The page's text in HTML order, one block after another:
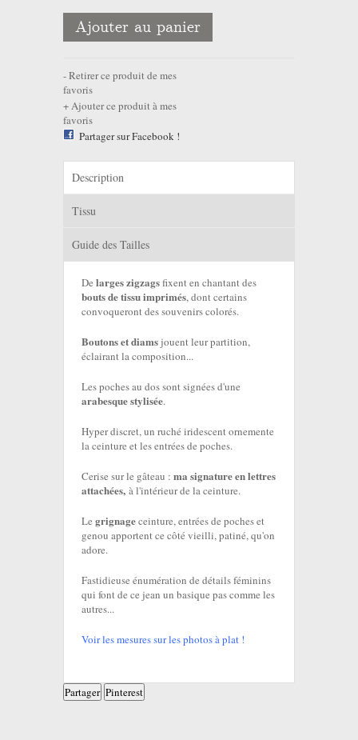
Ajouter au panier
Retirer ce produit de mes
favoris
Ajouter ce produit à mes
favoris
Partager sur Facebook !
Description
Tissu
Guide des Tailles
De larges zigzagsfixent en chantant des
bouts de tissu imprimés, dont certains
convoqueront des souvenirs colorés.
Boutons et diamsjouent leur partition,
éclairant la composition...
Les poches au dos sont signées d'une
arabesque stylisée.
Hyper discret, un ruché iridescent ornemente
la ceinture et les entrées de poches.
Cerise sur le gâteau : ma signature en lettres
attachées, à l'intérieur de la ceinture.
Le grignageceinture, entrées de poches et
genou apportent ce côté vieilli, patiné, qu'on
adore.
Fastidieuse énumération de détails féminins
qui font de ce jean un basique pas comme les
autres...
Voir les mesures sur les photos à plat !
Partager Pinterest